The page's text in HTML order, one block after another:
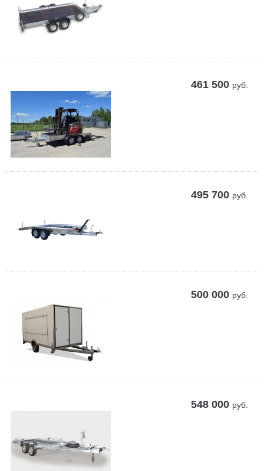
461 500 руб.
495 700 руб.
500 000 руб.
548 000 руб.